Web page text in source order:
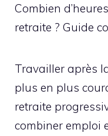
Combien
retraite ? Guide
Travailler après
plus en plus
retraite
combiner emploi